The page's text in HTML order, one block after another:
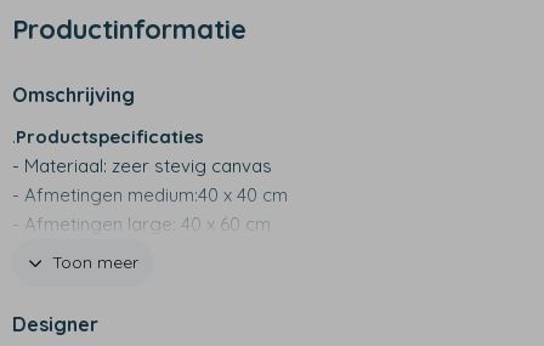
Productinformatie
Omschrijving
.Productspecificaties
- Materiaal: zeer stevig canvas
- Afmetingen medium:40 x 40 cm
- Afmetingen large: 40 x 60 cm
- Blijft ook zonder inhoud gemakkelijk rechtop staan
Toon meer
Designer